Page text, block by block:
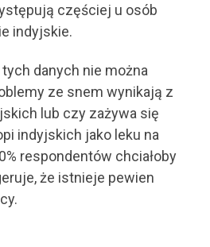
częściej u osób
indyjskie.
danych nie można
ze snem wynikają z
lub czy zażywa się
indyjskich jako leku na
respondentów chciałoby
że istnieje pewien